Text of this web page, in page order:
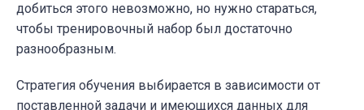
добиться этого невозможно, но нужно стараться,
чтобы тренировочный набор был достаточно
разнообразным.
Стратегия обучения выбирается в зависимости от
поставленной задачи и имеющихся данных для